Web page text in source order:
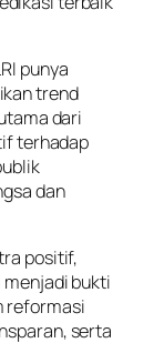
punya
trend
dari
terhadap
dan
positif,
menjadi bukti
reformasi
serta